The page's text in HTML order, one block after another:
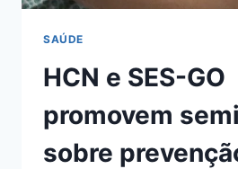
SAÚDE
HCN e SES-GO
promovem
sobre